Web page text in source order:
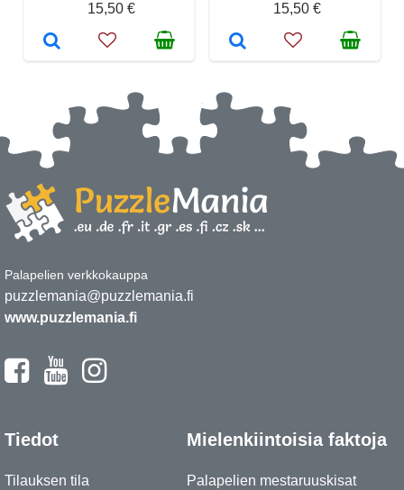
15,50 €
15,50 €
Palapelien verkkokauppa
puzzlemania@puzzlemania.fi
www.puzzlemania.fi
Tiedot
Tilauksen tila
Mielenkiintoisia faktoja
Palapelien mestaruuskisat